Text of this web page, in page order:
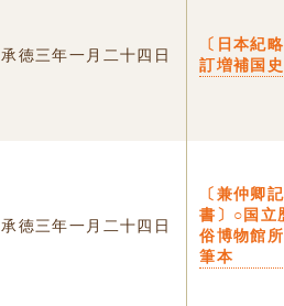
承徳三年一月二十四日
〔日本紀
訂増補国
承徳三年一月二十四日
〔兼仲卿
書〕○国立
俗博物館
筆本